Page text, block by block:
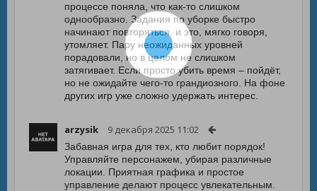
процессе поняла, что как-то слишком
однообразно. Задания по уборке быстро
начинают повторяться, и это, мягко говоря,
утомляет. Пару неожиданных уровней
порадовали, но в целом не слишком
затягивает. Если просто убить время – пойдёт,
но не ожидайте чего-то грандиозного. На фоне
других игр уже сложно удержать интерес.
arzysik 9 декабря 2025 11:02
Забавная игра для тех, кто любит порядок!
Управляйте персонажем, убирая различные
локации. Приятная графика и простое
управление делают процесс увлекательным.